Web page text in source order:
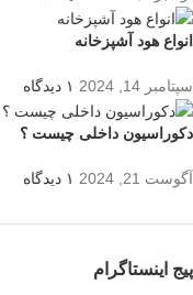
انواع هود آشپزخانه
سپتامبر 14, 2024 ۱ دیدگاه
دکوراسیون داخلی چیست ؟
آگوست 21, 2024 ۱ دیدگاه
پیج اینستاگرام